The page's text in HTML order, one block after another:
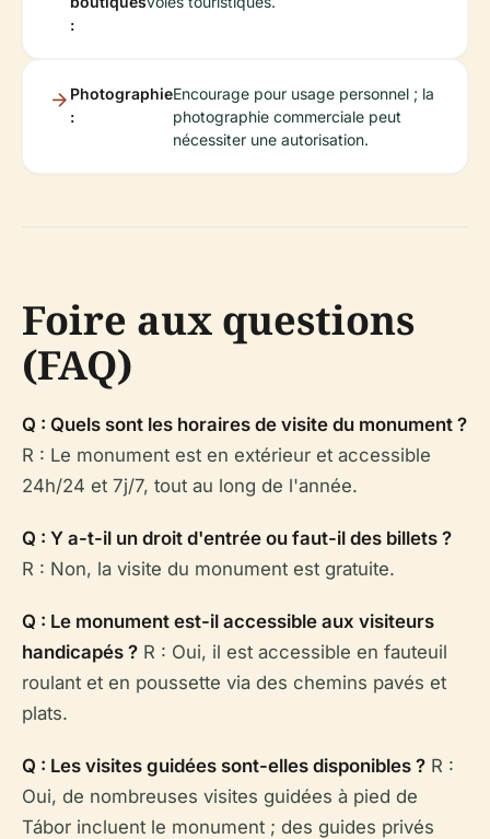
:
Photographie
:
Encourage pour usage personnel ; la
photographie commerciale peut
nécessiter une autorisation.
Foire aux questions
(FAQ)
Q : Quels sont les horaires de visite du monument ?
R : Le monument est en extérieur et accessible
24h/24 et 7j/7, tout au long de l'année.
Q : Y a-t-il un droit d'entrée ou faut-il des billets ?
R : Non, la visite du monument est gratuite.
Q : Le monument est-il accessible aux visiteurs
handicapés ? R : Oui, il est accessible en fauteuil
roulant et en poussette via des chemins pavés et
plats.
Q : Les visites guidées sont-elles disponibles ? R :
Oui, de nombreuses visites guidées à pied de
Tábor incluent le monument ; des guides privés